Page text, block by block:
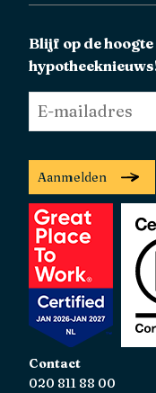
Blijf op de
mailadres *
Aanmelden
Contact
020 811 88 00